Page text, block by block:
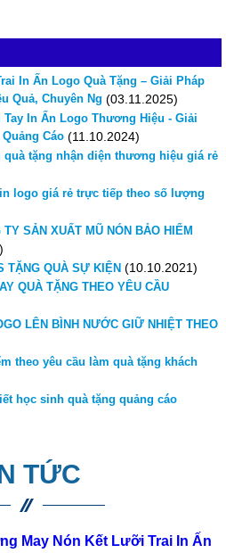
In Ấn Logo Quà Tặng – Giải Pháp
Quả, Chuyên Ng (03.11.2025)
In Ấn Logo Thương Hiệu - Giải
Cáo (11.10.2024)
tặng nhận diện thương hiệu giá rẻ
logo giá rẻ trực tiếp theo số lượng
TY SẢN XUẤT MŨ NÓN BẢO HIỂM
TẶNG QUÀ SỰ KIỆN (10.10.2021)
QUÀ TẶNG THEO YÊU CẦU
LÊN BÌNH NƯỚC GIỮ NHIỆT THEO
theo yêu cầu làm quà tặng khách
học sinh quà tặng quảng cáo
TỨC
May Nón Kết Lưỡi Trai In Ấn